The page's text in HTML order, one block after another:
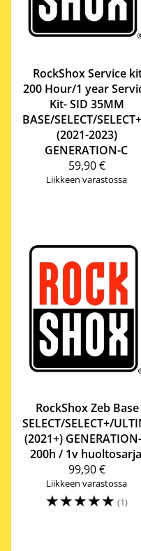
RockShox Service
200 Hour/1 year
Kit- SID 35MM
BASE/SELECT/
(2021-2023)
GENERATION-C
59,90 €
Liikkeen varastossa
RockShoxZeb Base
SELECT/SELECT+/
(2021+)
200h / 1v huoltosarja
99,90 €
Liikkeen varastossa
☆☆☆☆☆ (1)